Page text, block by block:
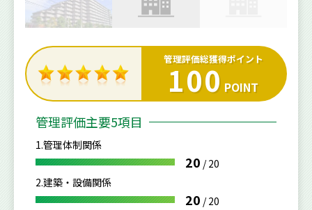
管理評価総獲得ポイント
100 POINT
管理評価主要5項目
1.管理体制関係
20 /20
2.建築・設備関係
20 /20